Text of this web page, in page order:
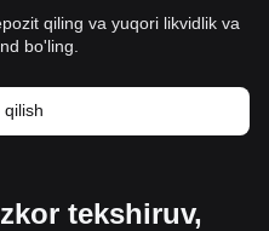
qiling va yuqori likvidlik va
bo'ling.
qilish
tekshiruv,